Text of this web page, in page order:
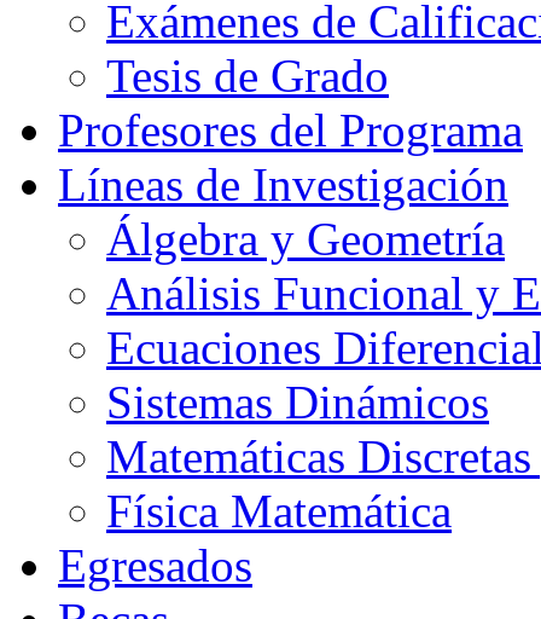
Exámenes de
Tesis de Grado
Profesores del Programa
Líneas de Investigación
Álgebra y Geometría
Análisis Funcional y
Ecuaciones
Sistemas Dinámicos
Matemáticas
Física Matemática
Egresados